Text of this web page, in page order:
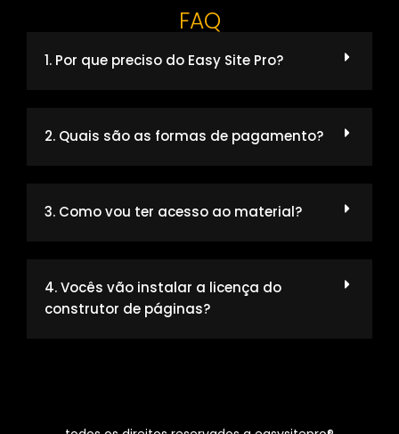
FAQ
1. Por que preciso do Easy Site Pro?
2. Quais são as formas de pagamento?
3. Como vou ter acesso ao material?
4. Vocês vão instalar a licença do
construtor de páginas?